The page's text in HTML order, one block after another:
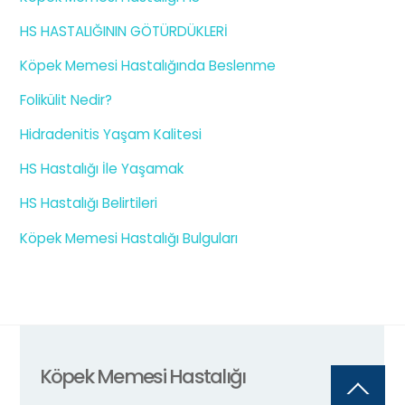
HS HASTALIĞININ GÖTÜRDÜKLERİ
Köpek Memesi Hastalığında Beslenme
Folikülit Nedir?
Hidradenitis Yaşam Kalitesi
HS Hastalığı İle Yaşamak
HS Hastalığı Belirtileri
Köpek Memesi Hastalığı Bulguları
Back
Köpek Memesi Hastalığı